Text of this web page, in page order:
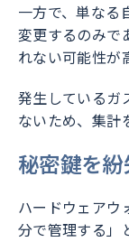
一方で、単なる
変更するのみで
れない可能性が
発生しているガ
ないため、集計
秘密鍵を
ハードウェアウ
分で管理する」